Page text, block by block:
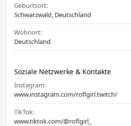
Geburtsort:
Schwarzwald, Deutschland
Wohnort:
Deutschland
Soziale Netzwerke & Kontakte
Instagram:
www.instagram.com/roflgirl.twitch/
TikTok:
www.tiktok.com/@roflgirl_